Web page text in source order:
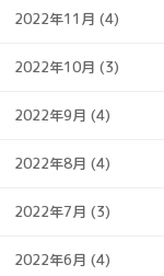
2022年11月 (4)
2022年10月 (3)
2022年9月 (4)
2022年8月 (4)
2022年7月 (3)
2022年6月 (4)